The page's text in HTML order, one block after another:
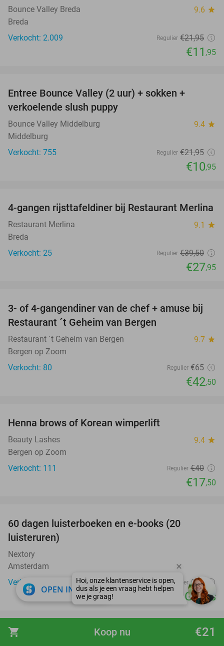
shopping_cart €21
Koop nu
Bounce Valley Breda 9.6 star
Breda
Verkocht: 2.009
Regulier €21,95
€11 ,95
Entree Bounce Valley (2 uur) + sokken +
verkoelende slush puppy
Bounce Valley Middelburg 9.4 star
Middelburg
Verkocht: 755
Regulier €21,95
€10,95
29%
4-gangen rijsttafeldiner bij Restaurant Merlina
Restaurant Merlina 9.1 star
Breda
Verkocht: 25
Regulier €39,50
€27,95
35%
3- of 4-gangendiner van de chef + amuse bij
Restaurant ´t Geheim van Bergen
Restaurant ´t Geheim van Bergen 9.7 star
Bergen op Zoom
Verkocht: 80
Regulier €65
€42,50
Henna brows of Korean wimperlift
Beauty Lashes 9.4 star
Bergen op Zoom
Verkocht: 111
Regulier €40
€17,50
60 dagen luisterboeken en e-books (20
luisteruren)
Nextory
Amsterdam
Verkocht: 6.425
Regulier €24
Gratis
41%
Entreeticket voor Attractiepark Slagharen +
OPEN IN APP close